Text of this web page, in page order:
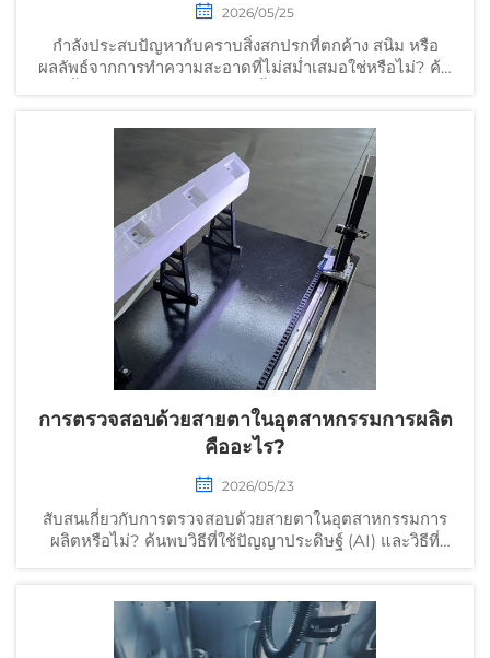
2026/05/25
กำลังประสบปัญหากับคราบสิ่งสกปรกที่ตกค้าง สนิม หรือ
ผลลัพธ์จากการทำความสะอาดที่ไม่สม่ำเสมอใช่หรือไม่? ค้น
ลดงานแก้ไขซ้ำ และรับรองความสอดคล้องตามมาตรฐาน
ดาวน์โหลดรายการตรวจสอบนี้ได้ทันที
การตรวจสอบด้วยสายตาในอุตสาหกรรมการผลิต
คืออะไร?
2026/05/23
สับสนเกี่ยวกับการตรวจสอบด้วยสายตาในอุตสาหกรรมการ
ผลิตหรือไม่? ค้นพบวิธีที่ใช้ปัญญาประดิษฐ์ (AI) และวิธีที่
ปฏิบัติที่ดีที่สุดได้เลยวันนี้